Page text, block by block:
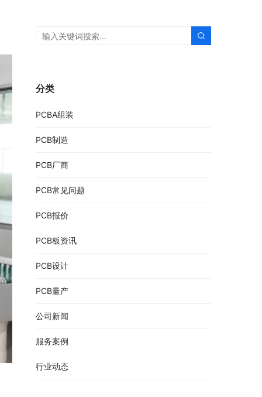
分类
PCBA组装
PCB制造
PCB厂商
PCB常见问题
PCB报价
PCB板资讯
PCB设计
PCB量产
公司新闻
服务案例
行业动态